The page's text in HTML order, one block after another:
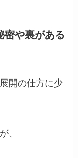
密や裏がある
開の仕方に少
、